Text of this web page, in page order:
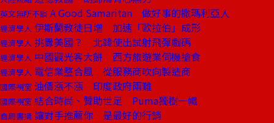
英文無所不談 A Good Samaritan 做好事的撒瑪利亞人
經濟學人 伊斯蘭教徒日增 加速「歐拉伯」成形
經濟學人 挑釁美國？ 北韓使出試射飛彈戲碼
經濟學人 中國觀光客大餅 西方旅遊業伺機搶食
經濟學人 電信業整合風 從服務商吹向製造商
國際視窗 油價漲不漲 印度政府兩難
國際視窗 結合時尚、贊助世足 Puma獨樹一幟
商周書摘 讓對手推薦你 是最好的行銷